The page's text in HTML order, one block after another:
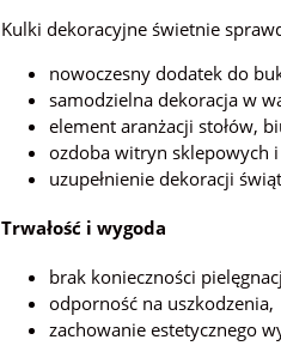
Kulki dekoracyjne świetnie
nowoczesny dodatek do
samodzielna dekoracja w
element aranżacji stołów,
ozdoba witryn sklepowych
uzupełnienie dekoracji
Trwałość i wygoda
brak konieczności
odporność na uszkodzenia,
zachowanie estetycznego